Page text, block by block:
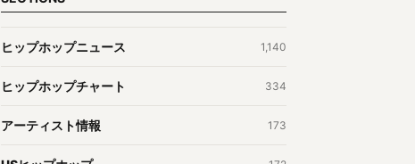
ヒップホップニュース 1,140
ヒップホップチャート 334
アーティスト情報 173